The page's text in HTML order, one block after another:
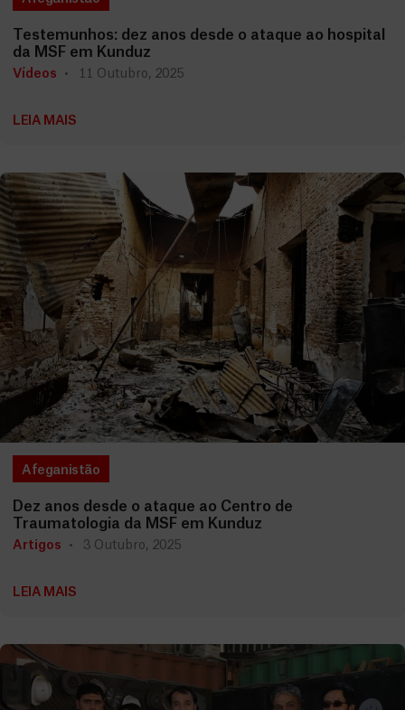
Testemunhos: dez anos desde o ataque ao hospital
da MSF em Kunduz
Vídeos 11 Outubro, 2025
LEIA MAIS
Afeganistão
Dez anos desde o ataque ao Centro de
Traumatologia da MSF em Kunduz
Artigos 3 Outubro, 2025
LEIA MAIS